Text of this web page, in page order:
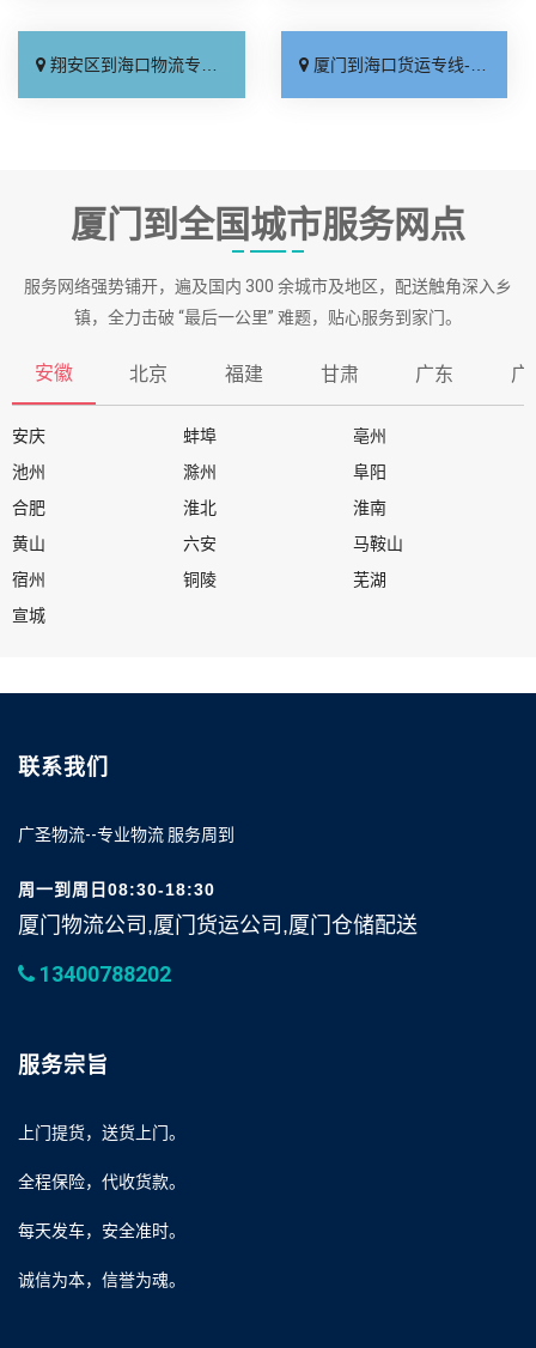
翔安区到海口物流专线_物流拼车「直达往返」 厦门到海口货运专线-厦门到海口物流公司_专业靠谱「天天发车」
厦门到全国城市服务网点
服务网络强势铺开，遍及国内 300 余城市及地区，配送触角深入乡
镇，全力击破 “最后一公里” 难题，贴心服务到家门。
安徽 北京 福建 甘肃 广东 广
安庆 蚌埠
亳州
池州
滁州
阜阳
合肥
淮北
淮南
黄山
六安
马鞍山
宿州
铜陵
芜湖
宣城
联系我们
广圣物流--专业物流 服务周到
周一到周日08:30-18:30
厦门物流公司,厦门货运公司,厦门仓储配送
13400788202
服务宗旨
上门提货，送货上门。
全程保险，代收货款。
每天发车，安全准时。
诚信为本，信誉为魂。